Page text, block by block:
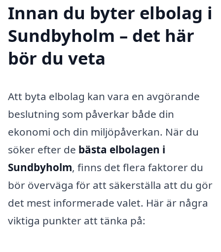
Innan du byter elbolag i
Sundbyholm – det här
bör du veta
Att byta elbolag kan vara en avgörande
beslutning som påverkar både din
ekonomi och din miljöpåverkan. När du
söker efter de bästa elbolagen i
Sundbyholm, finns det flera faktorer du
bör överväga för att säkerställa att du gör
det mest informerade valet. Här är några
viktiga punkter att tänka på: